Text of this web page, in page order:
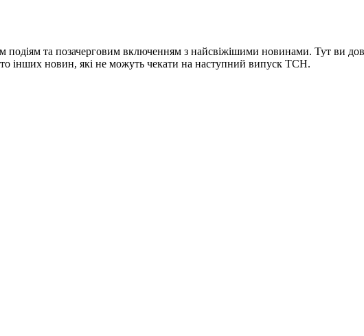
та позачерговим включенням з найсвіжішими новинами. Тут ви
інших новин, які не можуть чекати на наступний випуск ТСН.